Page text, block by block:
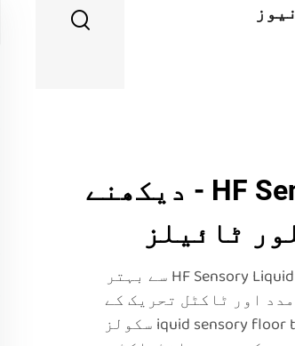
نیوز
HF Sensory Liquid Floor Tiles - دیکھنے
ٹائیلز
اپنے علاقے کی حسی تجربہ کو HF Sensory Liquid Floor Tiles سے بہتر
اور ٹاکٹل تحریک کے
لئے ڈیزائن کیے گئے ہیں۔ ہمارے لiquid sensory floor tiles سکولز